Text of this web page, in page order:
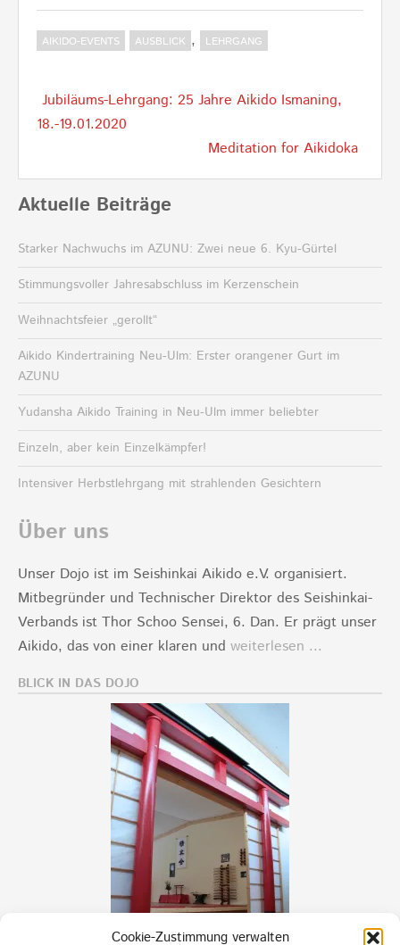
Cookie-Zustimmung verwalten
AIKIDO-EVENTS AUSBLICK , LEHRGANG
Post
navigation
Jubiläums-Lehrgang: 25 Jahre Aikido Ismaning,
18.-19.01.2020
Meditation for Aikidoka
Aktuelle Beiträge
Starker Nachwuchs im AZUNU: Zwei neue 6. Kyu-Gürtel
Stimmungsvoller Jahresabschluss im Kerzenschein
Weihnachtsfeier „gerollt“
Aikido Kindertraining Neu-Ulm: Erster orangener Gurt im
AZUNU
Yudansha Aikido Training in Neu-Ulm immer beliebter
Einzeln, aber kein Einzelkämpfer!
Intensiver Herbstlehrgang mit strahlenden Gesichtern
Über uns
Unser Dojo ist im Seishinkai Aikido e.V. organisiert.
Mitbegründer und Technischer Direktor des Seishinkai-
Verbands ist Thor Schoo Sensei, 6. Dan. Er prägt unser
Aikido, das von einer klaren und weiterlesen ...
BLICK IN DAS DOJO